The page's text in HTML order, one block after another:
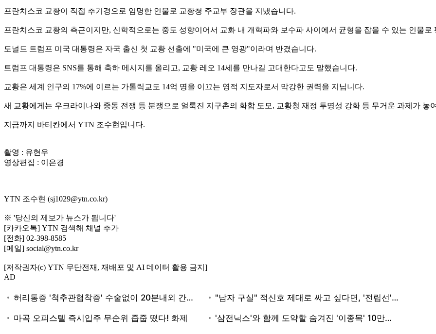
프란치스코 교황이 직접 추기경으로 임명한 인물로 교황청 주교부 장관을 지냈습니다.
프란치스코 교황의 측근이지만, 신학적으로는 중도 성향이어서 교화 내 개혁파와 보수파 사이에서 균형을 잡을 수 있는 인물로
도널드 트럼프 미국 대통령은 자국 출신 첫 교황 선출에 "미국에 큰 영광"이라며 반겼습니다.
트럼프 대통령은 SNS를 통해 축하 메시지를 올리고, 교황 레오 14세를 만나길 고대한다고도 말했습니다.
교황은 세계 인구의 17%에 이르는 가톨릭교도 14억 명을 이끄는 영적 지도자로서 막강한 권력을 지닙니다.
새 교황에게는 우크라이나와 중동 전쟁 등 분쟁으로 얼룩진 지구촌의 화합 도모, 교황청 재정 투명성 강화 등 무거운 과제가 놓
지금까지 바티칸에서 YTN 조수현입니다.
촬영 : 유현우
영상편집 : 이은경
YTN 조수현 (sj1029@ytn.co.kr)
※ '당신의 제보가 뉴스가 됩니다'
[카카오톡] YTN 검색해 채널 추가
[전화] 02-398-8585
[메일] social@ytn.co.kr
[저작권자(c) YTN 무단전재, 재배포 및 AI 데이터 활용 금지]
AD